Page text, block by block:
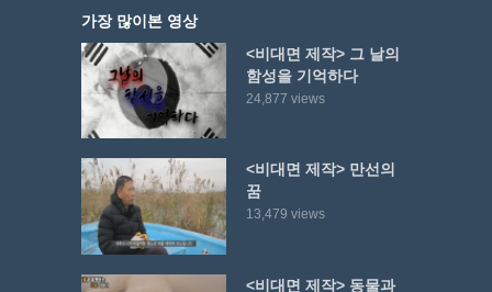
가장 많이본 영상
<비대면 제작> 그 날의
함성을 기억하다
24,877 views
<비대면 제작> 만선의
꿈
13,479 views
<비대면 제작> 동물과